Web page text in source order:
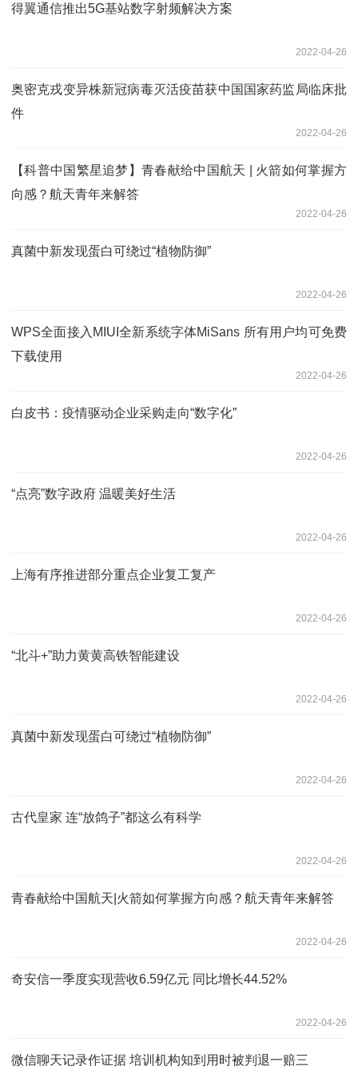
得翼通信推出5G基站数字射频解决方案
2022-04-26
奥密克戎变异株新冠病毒灭活疫苗获中国国家药监局临床批
件
2022-04-26
【科普中国繁星追梦】青春献给中国航天 | 火箭如何掌握方
向感？航天青年来解答
2022-04-26
真菌中新发现蛋白可绕过“植物防御”
2022-04-26
WPS全面接入MIUI全新系统字体MiSans 所有用户均可免费
下载使用
2022-04-26
白皮书：疫情驱动企业采购走向“数字化”
2022-04-26
“点亮”数字政府 温暖美好生活
2022-04-26
上海有序推进部分重点企业复工复产
2022-04-26
“北斗+”助力黄黄高铁智能建设
2022-04-26
真菌中新发现蛋白可绕过“植物防御”
2022-04-26
古代皇家 连“放鸽子”都这么有科学
2022-04-26
青春献给中国航天|火箭如何掌握方向感？航天青年来解答
2022-04-26
奇安信一季度实现营收6.59亿元 同比增长44.52%
2022-04-26
微信聊天记录作证据 培训机构知到用时被判退一赔三